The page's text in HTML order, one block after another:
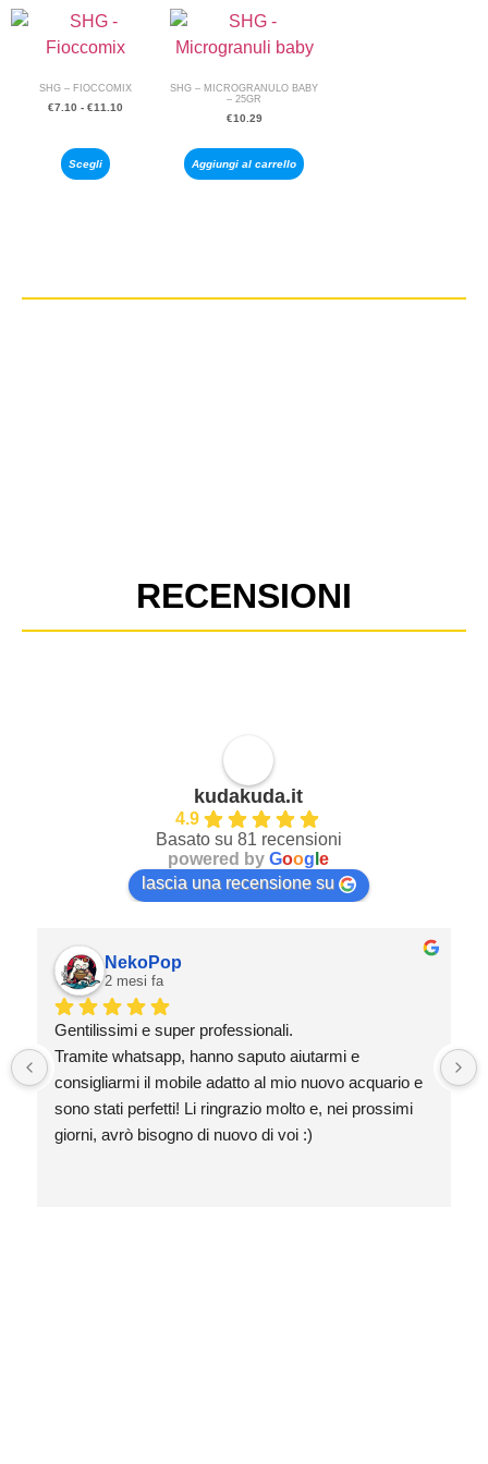
SHG – FIOCCOMIX
€7.10 - €11.10
Scegli
SHG – MICROGRANULO BABY
– 25GR
€10.29
Aggiungi al carrello
RECENSIONI
kudakuda.it
4.9
Basato su 81 recensioni
powered by Goog e
lascia una recensione su
NekoPop
2 mesi fa
Gentilissimi e super professionali.
Tramite whatsapp, hanno saputo aiutarmi e
consigliarmi il mobile adatto al mio nuovo acquario e
sono stati perfetti! Li ringrazio molto e, nei prossimi
giorni, avrò bisogno di nuovo di voi :)